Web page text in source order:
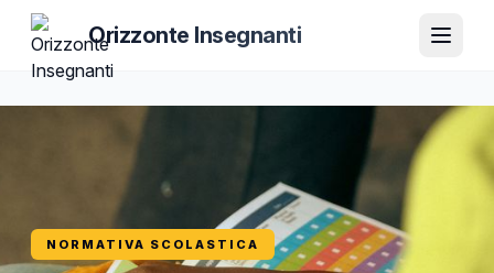
Orizzonte Insegnanti
NORMATIVA SCOLASTICA